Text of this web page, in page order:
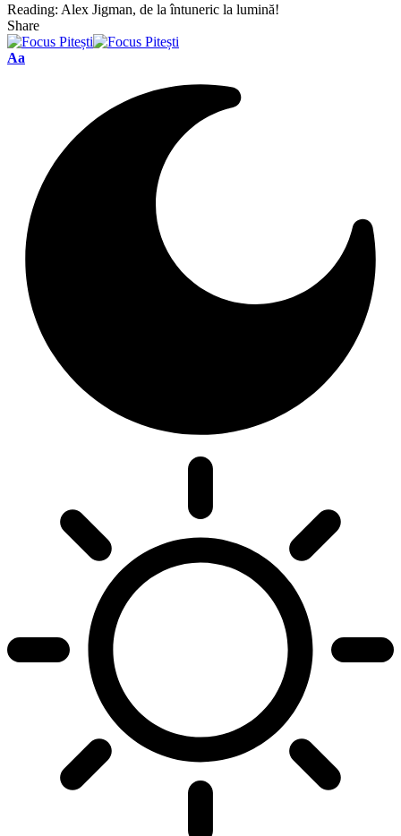
Reading: Alex Jigman, de la întuneric la lumină!
Share
Font
Aa